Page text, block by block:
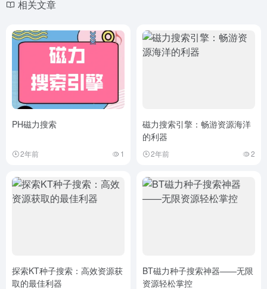
相关文章
PH磁力搜索
2年前 1
磁力搜索引擎：畅游资源海洋
的利器
2年前 2
探索KT种子搜索：高效资源获
取的最佳利器
BT磁力种子搜索神器——无限
资源轻松掌控